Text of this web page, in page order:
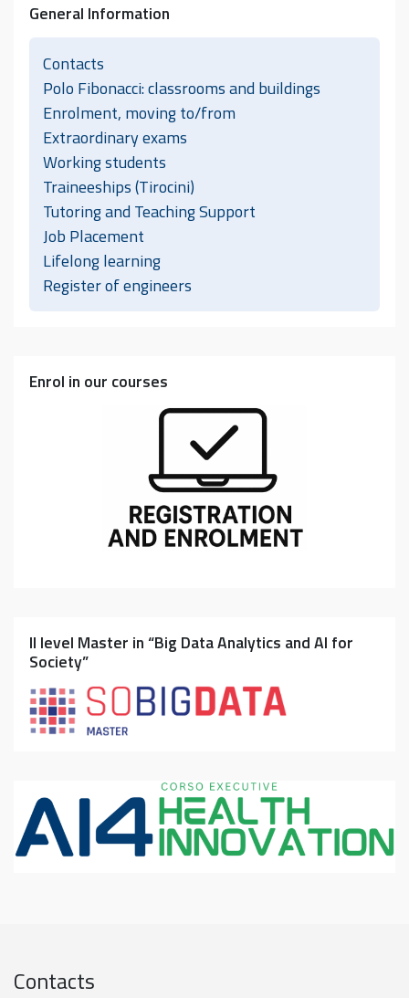
General Information
Contacts
Polo Fibonacci: classrooms and buildings
Enrolment, moving to/from
Extraordinary exams
Working students
Traineeships (Tirocini)
Tutoring and Teaching Support
Job Placement
Lifelong learning
Register of engineers
Enrol in our courses
II level Master in “Big Data Analytics and AI for
Society”
Contacts